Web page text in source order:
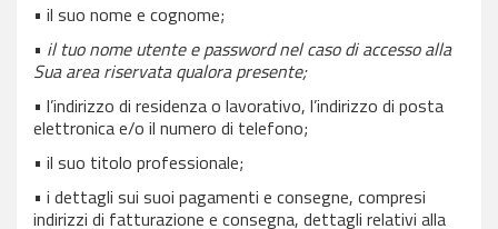
• il suo nome e cognome;
• il tuo nome utente e password nel caso di accesso alla
Sua area riservata qualora presente;
• l’indirizzo di residenza o lavorativo, l’indirizzo di posta
elettronica e/o il numero di telefono;
• il suo titolo professionale;
• i dettagli sui suoi pagamenti e consegne, compresi
indirizzi di fatturazione e consegna, dettagli relativi alla